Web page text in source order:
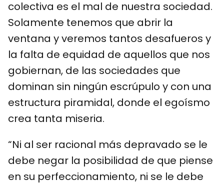
colectiva es el mal de nuestra sociedad.
Solamente tenemos que abrir la
ventana y veremos tantos desafueros y
la falta de equidad de aquellos que nos
gobiernan, de las sociedades que
dominan sin ningún escrúpulo y con una
estructura piramidal, donde el egoísmo
crea tanta miseria.
“Ni al ser racional más depravado se le
debe negar la posibilidad de que piense
en su perfeccionamiento, ni se le debe